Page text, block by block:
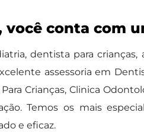
você conta com
dentista para
assessoria em
Crianças, Clinica
Temos os mais
e eficaz.